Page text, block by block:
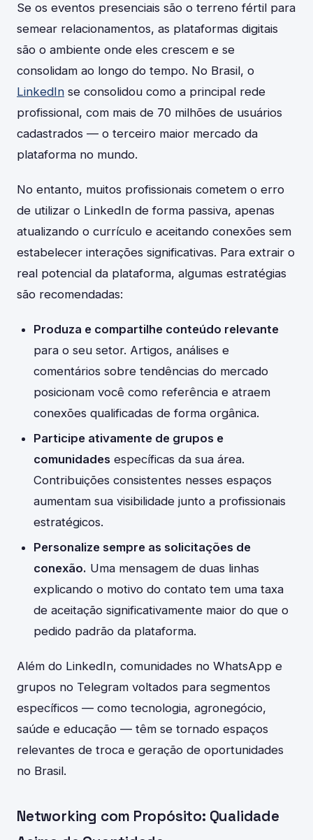
Se os eventos presenciais são o terreno fértil para
semear relacionamentos, as plataformas digitais
são o ambiente onde eles crescem e se
consolidam ao longo do tempo. No Brasil, o
LinkedIn se consolidou como a principal rede
profissional, com mais de 70 milhões de usuários
cadastrados — o terceiro maior mercado da
plataforma no mundo.
No entanto, muitos profissionais cometem o erro
de utilizar o LinkedIn de forma passiva, apenas
atualizando o currículo e aceitando conexões sem
estabelecer interações significativas. Para extrair o
real potencial da plataforma, algumas estratégias
são recomendadas:
Produza e compartilhe conteúdo relevante
para o seu setor. Artigos, análises e
comentários sobre tendências do mercado
posicionam você como referência e atraem
conexões qualificadas de forma orgânica.
Participe ativamente de grupos e
comunidades específicas da sua área.
Contribuições consistentes nesses espaços
aumentam sua visibilidade junto a profissionais
estratégicos.
Personalize sempre as solicitações de
conexão. Uma mensagem de duas linhas
explicando o motivo do contato tem uma taxa
de aceitação significativamente maior do que o
pedido padrão da plataforma.
Além do LinkedIn, comunidades no WhatsApp e
grupos no Telegram voltados para segmentos
específicos — como tecnologia, agronegócio,
saúde e educação — têm se tornado espaços
relevantes de troca e geração de oportunidades
no Brasil.
Networking com Propósito: Qualidade